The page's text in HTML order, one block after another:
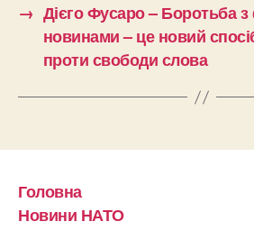
→ Дієго Фусаро – Боротьба
новинами – це новий
проти свободи слова
Головна
Новини НАТО